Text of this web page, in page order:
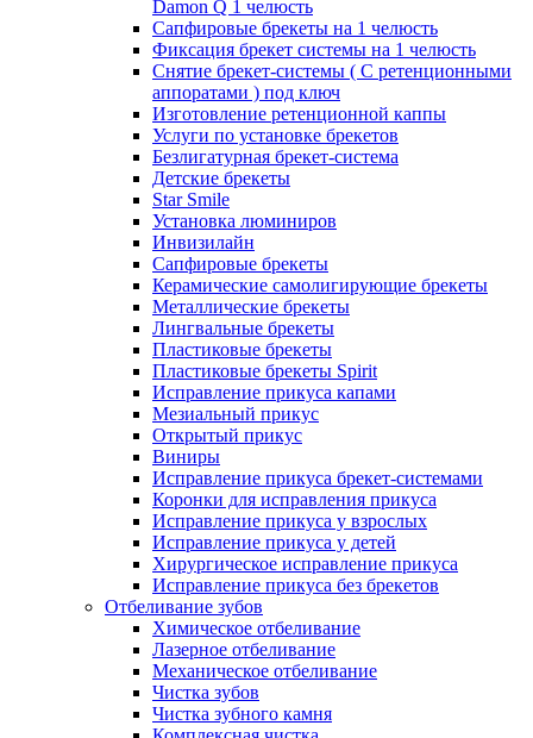
Damon Q 1 челюсть
Сапфировые брекеты на 1 челюсть
Фиксация брекет системы на 1 челюсть
Снятие брекет-системы ( С ретенционными
аппоратами ) под ключ
Изготовление ретенционной каппы
Услуги по установке брекетов
Безлигатурная брекет-система
Детские брекеты
Star Smile
Установка люминиров
Инвизилайн
Сапфировые брекеты
Керамические самолигирующие брекеты
Металлические брекеты
Лингвальные брекеты
Пластиковые брекеты
Пластиковые брекеты Spirit
Исправление прикуса капами
Мезиальный прикус
Открытый прикус
Виниры
Исправление прикуса брекет-системами
Коронки для исправления прикуса
Исправление прикуса у взрослых
Исправление прикуса у детей
Хирургическое исправление прикуса
Исправление прикуса без брекетов
Отбеливание зубов
Химическое отбеливание
Лазерное отбеливание
Механическое отбеливание
Чистка зубов
Чистка зубного камня